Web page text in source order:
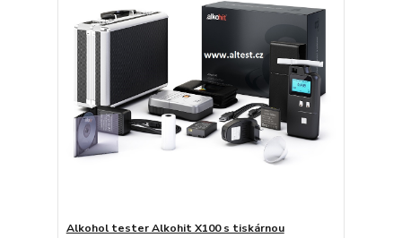
Alkohol tester Alkohit X100 s tiskárnou